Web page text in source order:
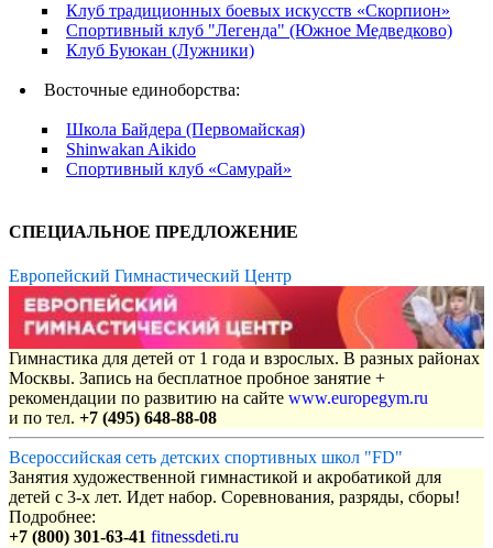
Клуб традиционных боевых искусств «Скорпион»
Спортивный клуб "Легенда" (Южное Медведково)
Клуб Буюкан (Лужники)
Восточные единоборства:
Школа Байдера (Первомайская)
Shinwakan Aikido
Спортивный клуб «Самурай»
СПЕЦИАЛЬНОЕ ПРЕДЛОЖЕНИЕ
Европейский Гимнастический Центр
Гимнастика для детей от 1 года и взрослых. В разных районах
Москвы. Запись на бесплатное пробное занятие +
рекомендации по развитию на сайте www.europegym.ru
и по тел. +7 (495) 648-88-08
Всероссийская сеть детских спортивных школ "FD"
Занятия художественной гимнастикой и акробатикой для
детей с 3-х лет. Идет набор. Соревнования, разряды, сборы!
Подробнее:
+7 (800) 301-63-41 fitnessdeti.ru